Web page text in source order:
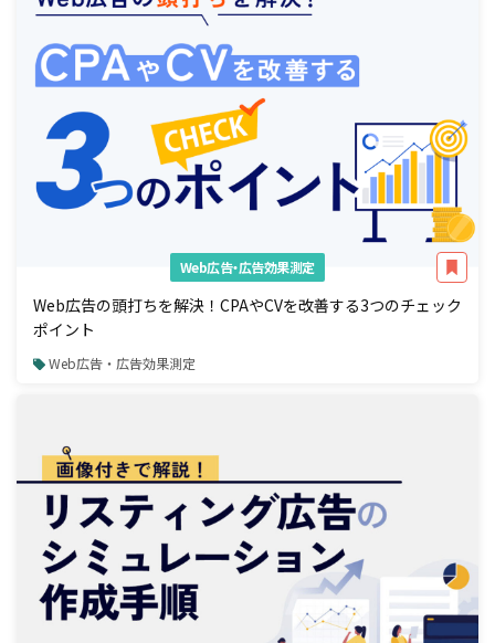
Web広告・広告効果測定
Web広告の頭打ちを解決！CPAやCVを改善する3つのチェック
ポイント
Web広告・広告効果測定